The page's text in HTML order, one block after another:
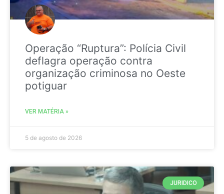
Operação “Ruptura”: Polícia Civil
deflagra operação contra
organização criminosa no Oeste
potiguar
VER MATÉRIA »
5 de agosto de 2026
JURIDICO